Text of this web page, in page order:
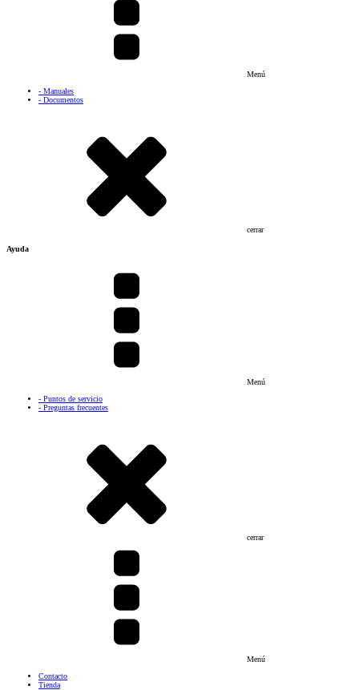
Menú
- Manuales
- Documentos
cerrar
Ayuda
Menú
- Puntos de servicio
- Preguntas frecuentes
cerrar
Menú
Contacto
Tienda